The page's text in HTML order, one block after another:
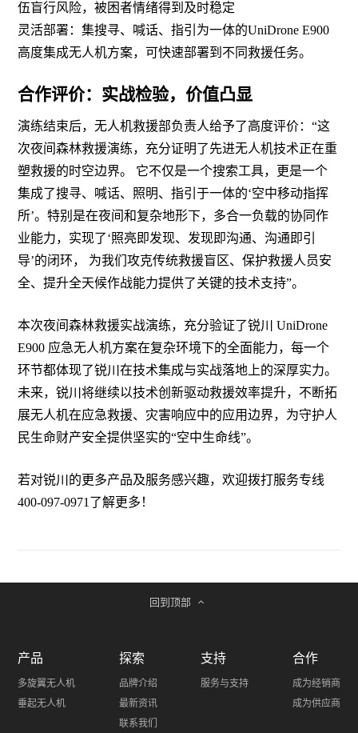
伍盲行风险，被困者情绪得到及时稳定
灵活部署：集搜寻、喊话、指引为一体的UniDrone E900
高度集成无人机方案，可快速部署到不同救援任务。
合作评价：实战检验，价值凸显
演练结束后，无人机救援部负责人给予了高度评价：“这
次夜间森林救援演练，充分证明了先进无人机技术正在重
塑救援的时空边界。 它不仅是一个搜索工具，更是一个
集成了搜寻、喊话、照明、指引于一体的‘空中移动指挥
所’。特别是在夜间和复杂地形下，多合一负载的协同作
业能力，实现了‘照亮即发现、发现即沟通、沟通即引
导’的闭环， 为我们攻克传统救援盲区、保护救援人员安
全、提升全天候作战能力提供了关键的技术支持”。
本次夜间森林救援实战演练，充分验证了锐川
UniDrone
E900 应急无人机方案在复杂环境下的全面能力，每一个
环节都体现了锐川在技术集成与实战落地上的深厚实力。
未来，锐川将继续以技术创新驱动救援效率提升，不断拓
展无人机在应急救援、灾害响应中的应用边界，为守护人
民生命财产安全提供坚实的“空中生命线”。
若对锐川的更多产品及服务感兴趣，欢迎拨打服务专线
400-097-0971了解更多！
回到顶部
产品
多旋翼无人机
垂起无人机
探索
品牌介绍
最新资讯
联系我们
支持
服务与支持
合作
成为经销商
成为供应商